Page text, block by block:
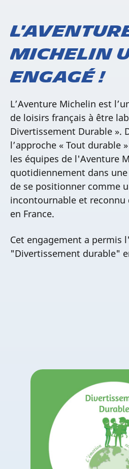
Michelin
engagé !
L’Aventure Michelin est
de loisirs français à être
Divertissement Durable ».
l’approche « Tout durable
les équipes de l'Aventure
quotidiennement dans une
de se positionner comme
incontournable et
en France.
Cet engagement a permis
"Divertissement durable"